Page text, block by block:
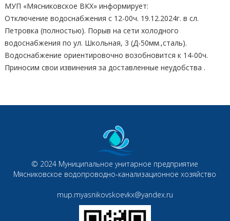
МУП «Мясниковское ВКХ» информирует:
Отключение водоснабжения с 12-00ч. 19.12.2024г. в сл.
Петровка (полностью). Порыв на сети холодного
водоснабжения по ул. Школьная, 3 (Д-50мм.,сталь).
Водоснабжение ориентировочно возобновится к 14-00ч.
Приносим свои извинения за доставленные неудобства .
© 2024 Муниципальное унитарное предприятие
Мясниковское водопроводно-канализационное хозяйство
mup.myasnikovskoevkx@yandex.ru